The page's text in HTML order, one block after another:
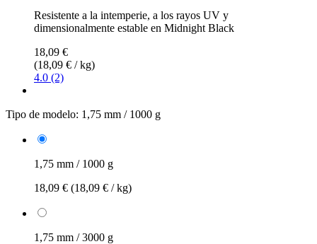
Resistente a la intemperie, a los rayos UV y
dimensionalmente estable en Midnight Black
18,09 €
(18,09 € / kg)
4.0 (2)
Tipo de modelo: 1,75 mm / 1000 g
1,75 mm / 1000 g
18,09 € (18,09 € / kg)
1,75 mm / 3000 g